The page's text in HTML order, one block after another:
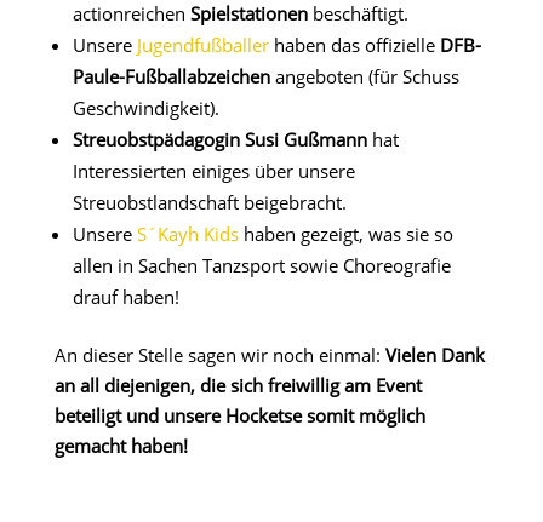
actionreichen Spielstationen beschäftigt.
Unsere Jugendfußballerhaben das offizielleDFB-
Paule-Fußballabzeichenangeboten (für Schuss
Geschwindigkeit).
Streuobstpädagogin Susi Gußmannhat
Interessierten einiges über unsere
Streuobstlandschaft beigebracht.
Unsere S´Kayh Kidshaben gezeigt, was sie so
allen in Sachen Tanzsport sowie Choreografie
drauf haben!
An dieser Stelle sagen wir noch einmal: Vielen Dank
an all diejenigen, die sich freiwillig am Event
beteiligt und unsere Hocketse somit möglich
gemacht haben!